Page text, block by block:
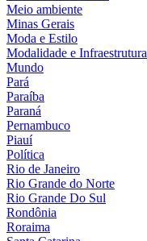
Meio ambiente
Minas Gerais
Moda e Estilo
Modalidade e Infraestrutura
Mundo
Pará
Paraíba
Paraná
Pernambuco
Piauí
Política
Rio de Janeiro
Rio Grande do Norte
Rio Grande Do Sul
Rondônia
Roraima